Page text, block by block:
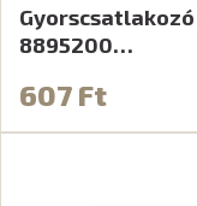
8895200…
607 Ft